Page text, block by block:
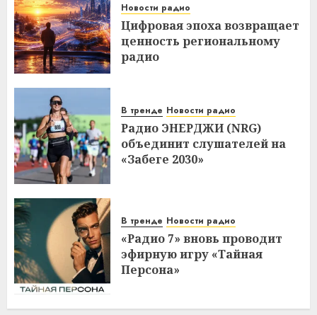
Новости радио
Цифровая эпоха возвращает
ценность региональному
радио
В тренде Новости радио
Радио ЭНЕРДЖИ (NRG)
объединит слушателей на
«Забеге 2030»
В тренде Новости радио
«Радио 7» вновь проводит
эфирную игру «Тайная
Персона»